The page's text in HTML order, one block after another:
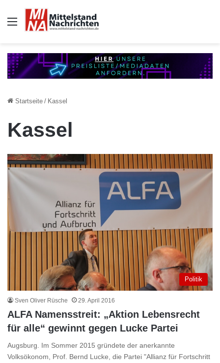
Auswahl
Startseite / Kassel
Kassel
Politik
Sven Oliver Rüsche 29. April 2016
ALFA Namensstreit: „Aktion Lebensrecht
für alle“ gewinnt gegen Lucke Partei
Augsburg. Im Sommer 2015 gründete der anerkannte
Volksökonom, Prof. Bernd Lucke, die Partei "Allianz für Fortschritt